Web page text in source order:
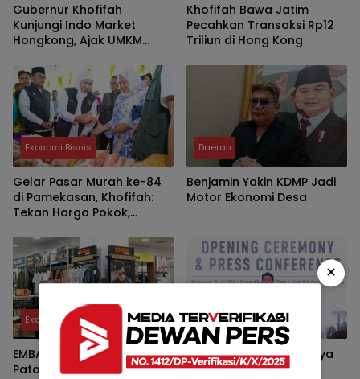
Gubernur Khofifah
Kunjungi Indo Market
Hongkong, Ajak UMKM
Dunia
Khofifah Bawa Jatim
Pecahkan Transaksi Rp12
Triliun di Hong Kong
Ekonomi Bisnis
Gelar Pasar Murah ke-84
di Pamekasan, Khofifah:
Tekan Harga Pokok,
UMKM
Daerah
Benjamin Yakin KDMP Jadi
Motor Ekonomi Desa
Ekonomi Bisnis
EMBA Buka Suara!
Patahkan Mitos ‘Embong
Ekonomi Bisnis
Manufacturing Surabaya
2026 Perkuat Iklim
×